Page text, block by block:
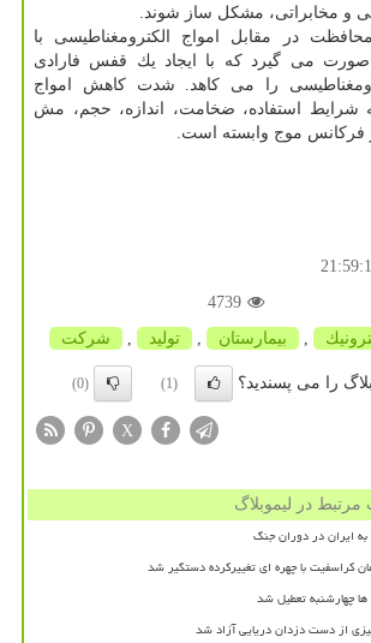
و مخابراتی، مشكل ساز شوند.
در مقابل امواج الكترومغناطیسی با
صورت می گیرد كه با ایجاد یك قفس فارادی
را می كاهد. شدت كاهش امواج
شرایط استفاده، ضخامت، اندازه، حجم، مش
فركانس موج وابسته است.
4739
بیمارستان تولید شركت
را می پسندید؟ (1)
(0)
X
در لیموبلاگ
ها چهارشنبه تعطیل شد
از دست دزدان دریایی آزاد شد